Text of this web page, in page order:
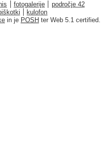
fotogalerije
področje 42
kulofon
in je POSH ter Web 5.1 certified.